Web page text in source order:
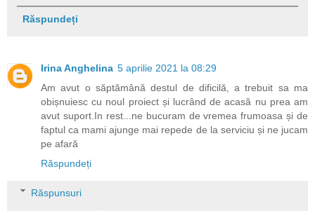
Răspundeți
Irina Anghelina 5 aprilie 2021 la 08:29
Am avut o săptămână destul de dificilă, a trebuit sa ma
obișnuiesc cu noul proiect și lucrând de acasă nu prea am
avut suport.In rest...ne bucuram de vremea frumoasa și de
faptul ca mami ajunge mai repede de la serviciu și ne jucam
pe afară
Răspundeți
Răspunsuri